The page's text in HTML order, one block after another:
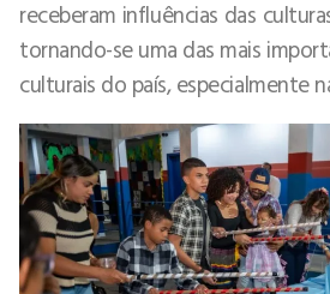
receberam influências das
tornando-se uma das mais
culturais do país, especialmente